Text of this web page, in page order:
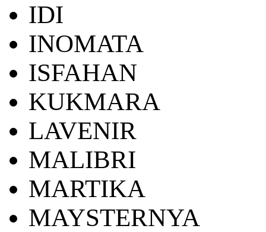
IDI
INOMATA
ISFAHAN
KUKMARA
LAVENIR
MALIBRI
MARTIKA
MAYSTERNYA